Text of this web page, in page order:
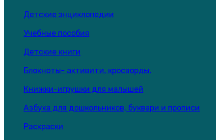
Детские энциклопедии
Учебные пособия
Детские книги
Блокноты- активити, кросворды,
Книжки-игрушки для малышей
Азбука для дошкольников, буквари и прописи
Раскраски